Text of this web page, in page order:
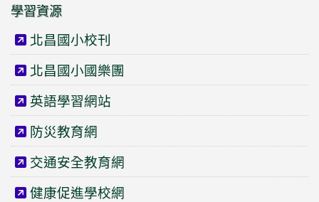
學習資源
北昌國小校刊
北昌國小國樂團
英語學習網站
防災教育網
交通安全教育網
健康促進學校網